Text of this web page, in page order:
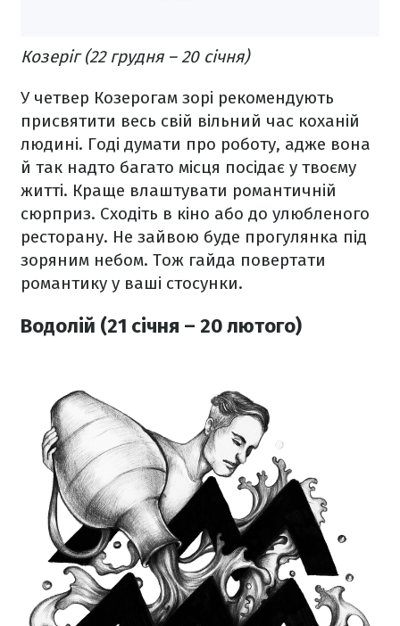
Козеріг (22 грудня – 20 січня)
У четвер Козерогам зорі рекомендують
присвятити весь свій вільний час коханій
людині. Годі думати про роботу, адже вона
й так надто багато місця посідає у твоєму
житті. Краще влаштувати романтичній
сюрприз. Сходіть в кіно або до улюбленого
ресторану. Не зайвою буде прогулянка під
зоряним небом. Тож гайда повертати
романтику у ваші стосунки.
Водолій (21 січня – 20 лютого)